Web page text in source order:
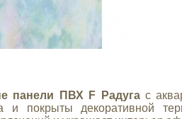
панели ПВХ F Радугаc
и покрыты декоративной